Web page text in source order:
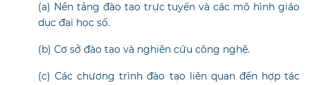
(a) Nền tảng đào tạo trực tuyến và các mô hình giáo
dục đại học số.
(b) Cơ sở đào tạo và nghiên cứu công nghệ.
(c) Các chương trình đào tạo liên quan đến hợp tác